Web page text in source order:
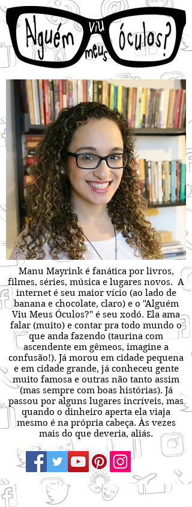
Manu Mayrink é fanática por livros,
filmes, séries, música e lugares novos. A
internet é seu maior vício (ao lado de
banana e chocolate, claro) e o "Alguém
Viu Meus Óculos?" é seu xodó. Ela ama
falar (muito) e contar pra todo mundo o
que anda fazendo (taurina com
ascendente em gêmeos, imagine a
confusão!). Já morou em cidade pequena
e em cidade grande, já conheceu gente
muito famosa e outras não tanto assim
(mas sempre com boas histórias). Já
passou por alguns lugares incríveis, mas
quando o dinheiro aperta ela viaja
mesmo é na própria cabeça. Às vezes
mais do que deveria, aliás.